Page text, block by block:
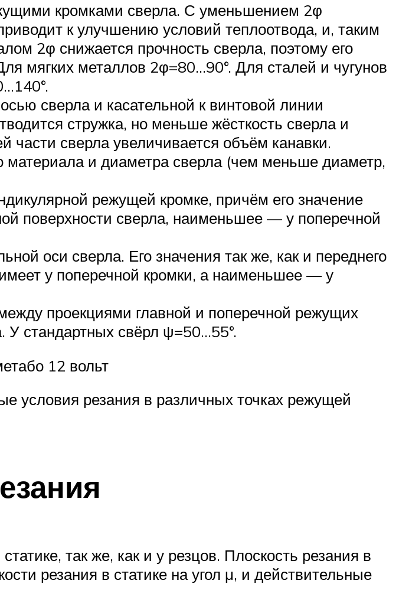
кромками сверла. С уменьшением 2φ
к улучшению условий теплоотвода, и, таким
2φ снижается прочность сверла, поэтому его
мягких металлов 2φ=80…90°. Для сталей и чугунов
сверла и касательной к винтовой линии
стружка, но меньше жёсткость сверла и
части сверла увеличивается объём канавки.
материала и диаметра сверла (чем меньше диаметр,
режущей кромке, причём его значение
поверхности сверла, наименьшее — у поперечной
оси сверла. Его значения так же, как и переднего
у поперечной кромки, а наименьшее — у
проекциями главной и поперечной режущих
У стандартных свёрл ψ=50…55°.
12 вольт
условия резания в различных точках режущей
так же, как и у резцов. Плоскость резания в
резания в статике на угол μ, и действительные